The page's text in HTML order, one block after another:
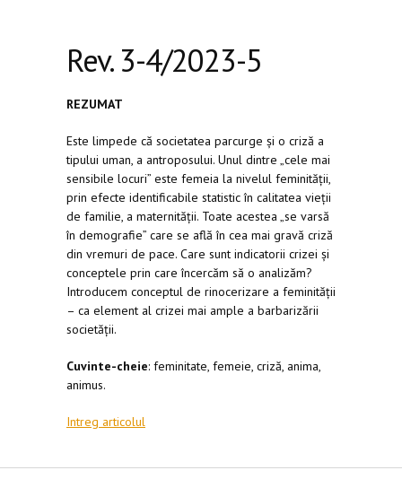
Rev. 3-4/2023-5
REZUMAT
Este limpede că societatea parcurge și o criză a
tipului uman, a antroposului. Unul dintre „cele mai
sensibile locuri” este femeia la nivelul feminității,
prin efecte identificabile statistic în calitatea vieții
de familie, a maternității. Toate acestea „se varsă
în demografie” care se află în cea mai gravă criză
din vremuri de pace. Care sunt indicatorii crizei și
conceptele prin care încercăm să o analizăm?
Introducem conceptul de rinocerizare a feminității
– ca element al crizei mai ample a barbarizării
societății.
Cuvinte-cheie: feminitate, femeie, criză, anima,
animus.
Intreg articolul